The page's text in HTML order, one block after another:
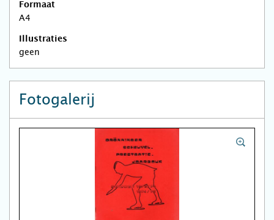
Formaat
A4
Illustraties
geen
Fotogalerij